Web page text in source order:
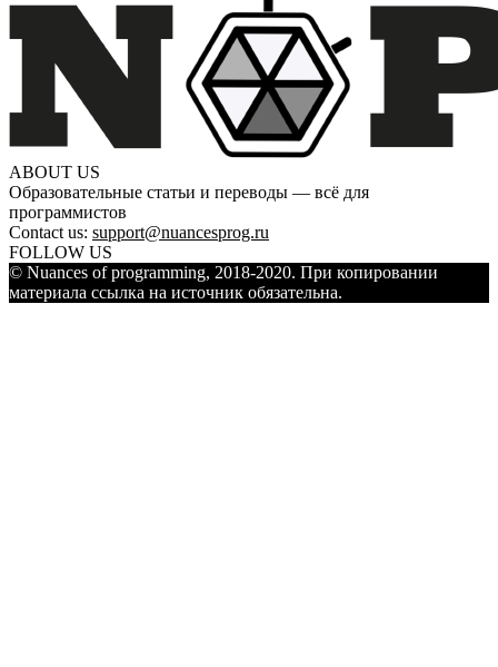
ABOUT US
Образовательные статьи и переводы — всё для
программистов
Contact us: support@nuancesprog.ru
FOLLOW US
© Nuances of programming, 2018-2020. При копировании
материала ссылка на источник обязательна.